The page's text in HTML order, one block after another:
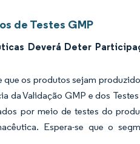
de Testes GMP
Deverá Deter
os produtos sejam
Validação GMP e dos
por meio de testes do
Espera-se que o